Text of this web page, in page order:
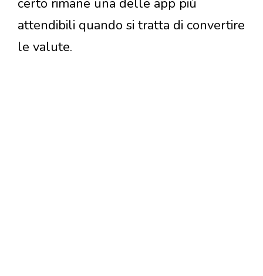
certo rimane una delle app più
attendibili quando si tratta di convertire
le valute.